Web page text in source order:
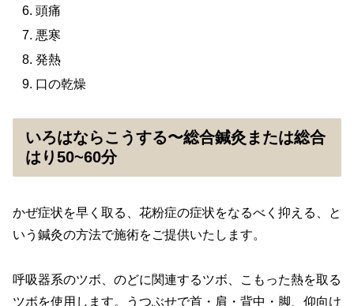
頭痛
悪寒
発熱
口の乾燥
いろはならこうする〜総合鍼灸または総合
はり50~60分
かぜ症状を早く取る、花粉症の症状をなるべく抑える、と
いう鍼灸の方法で施術をご提供いたします。
呼吸器系のツボ、のどに関連するツボ、こもった熱を取る
ツボを使用します。うつぶせで首・肩・背中・脚、仰向け